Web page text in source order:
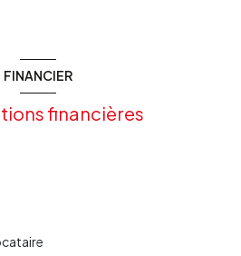
FINANCIER
financières